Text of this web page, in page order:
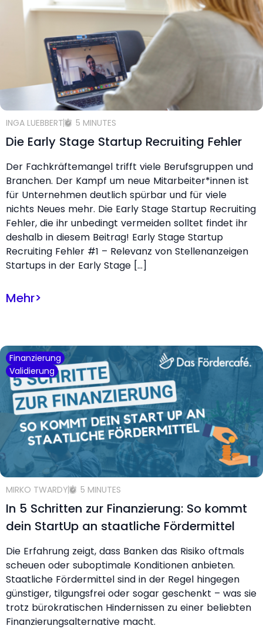
INGA LUEBBERT 5 MINUTES
Die Early Stage Startup Recruiting Fehler
Der Fachkräftemangel trifft viele Berufsgruppen und
Branchen. Der Kampf um neue Mitarbeiter*innen ist
für Unternehmen deutlich spürbar und für viele
nichts Neues mehr. Die Early Stage Startup Recruiting
Fehler, die ihr unbedingt vermeiden solltet findet ihr
deshalb in diesem Beitrag! Early Stage Startup
Recruiting Fehler #1 – Relevanz von Stellenanzeigen
Startups in der Early Stage […]
Mehr>
Finanzierung
Validierung
MIRKO TWARDY 5 MINUTES
In 5 Schritten zur Finanzierung: So kommt
dein StartUp an staatliche Fördermittel
Die Erfahrung zeigt, dass Banken das Risiko oftmals
scheuen oder suboptimale Konditionen anbieten.
Staatliche Fördermittel sind in der Regel hingegen
günstiger, tilgungsfrei oder sogar geschenkt – was sie
trotz bürokratischen Hindernissen zu einer beliebten
Finanzierungsalternative macht.